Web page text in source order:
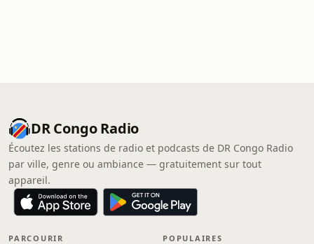
DR Congo Radio
Écoutez les stations de radio et podcasts de DR Congo Radio
par ville, genre ou ambiance — gratuitement sur tout
appareil.
PARCOURIR POPULAIRES